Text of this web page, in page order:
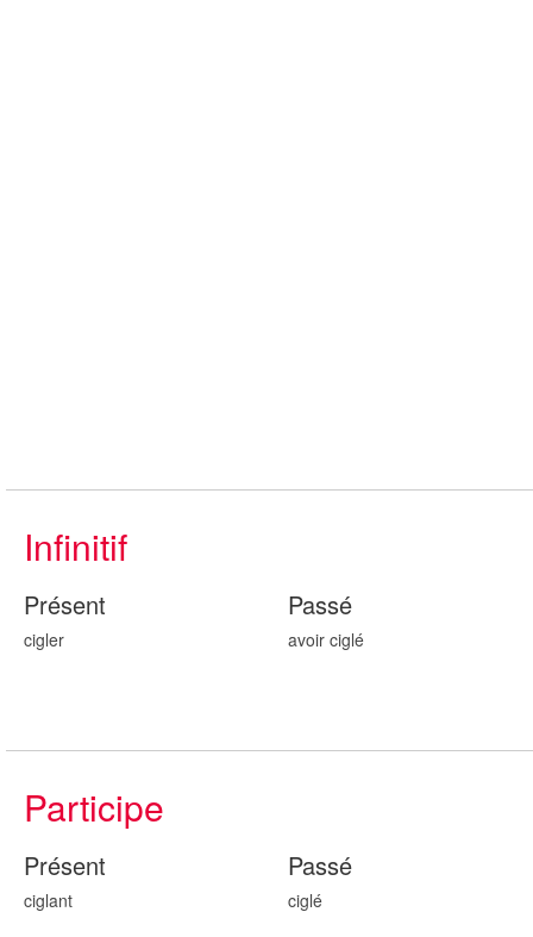
Infinitif
Présent
cigler
Passé
avoir ciglé
Participe
Présent
ciglant
Passé
ciglé